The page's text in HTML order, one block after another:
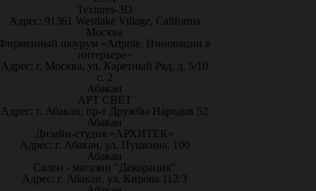
Textures-3D
Адрес: 91361 Westlake Village, California
Москва
шоурум «Artpole. Инновации в
интерьере»
Адрес: г. Москва, ул. Каретный Ряд, д. 5/10
с. 2
Абакан
АРТ СВЕТ
Адрес: г. Абакан, пр-т Дружбы Народов 52
Абакан
Дизайн-студия «АРХИТЕК»
Адрес: г. Абакан, ул. Пушкина, 100
Абакан
Салон - магазин "Декорация"
Адрес: г. Абакан, ул. Кирова 112/3